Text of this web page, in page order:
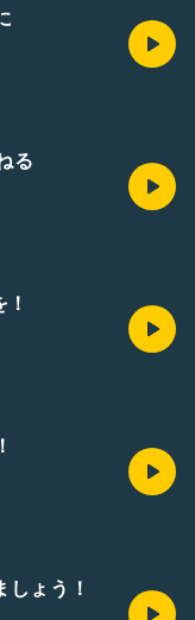
る
しょう！